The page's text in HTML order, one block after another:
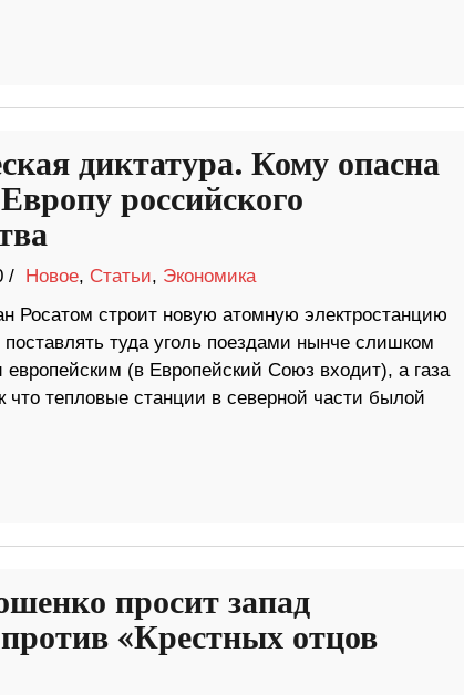
диктатура. Кому опасна
российского
/ Новое, Статьи, Экономика
Росатом строит новую атомную электростанцию
туда уголь поездами нынче слишком
(в Европейский Союз входит), а газа
что тепловые станции в северной части былой
просит запад
«Крестных отцов